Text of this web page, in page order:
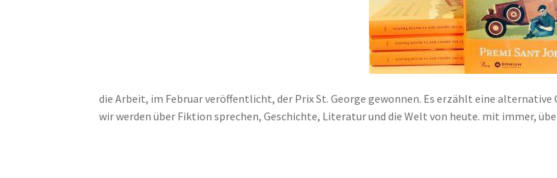
die Arbeit, im Februar veröffentlicht, der Prix St. George gewonnen. Es erzählt eine alternative
wir werden über Fiktion sprechen, Geschichte, Literatur und die Welt von heute. mit immer,